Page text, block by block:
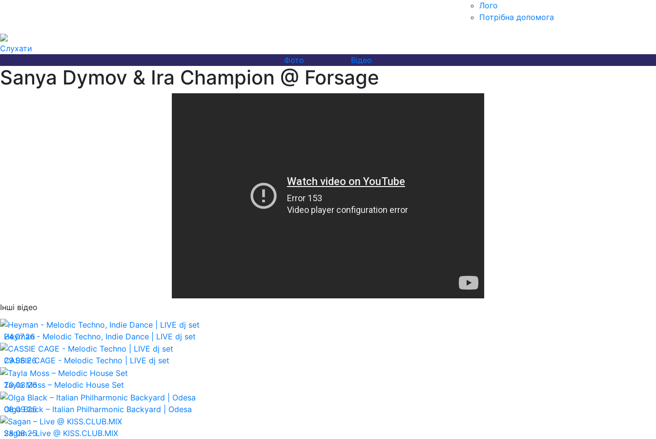
Лого
Потрібна допомога
Слухати
Фото
Відео
Sanya Dymov & Ira Champion @ Forsage
Інші відео
24.07.26
Heyman - Melodic Techno, Indie Dance | LIVE dj set
29.06.26
CASSIE CAGE - Melodic Techno | LIVE dj set
20.03.26
Tayla Moss – Melodic House Set
08.09.25
Olga Black – Italian Philharmonic Backyard | Odesa
28.08.25
Sagan – Live @ KISS.CLUB.MIX